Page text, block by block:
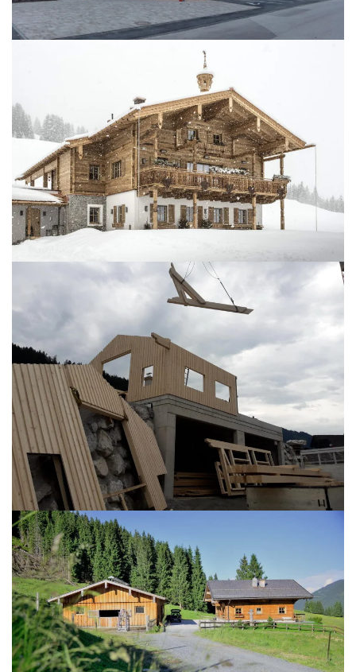
BILD ÖFFNEN
BILD ÖFFNEN
BILD ÖFFNEN